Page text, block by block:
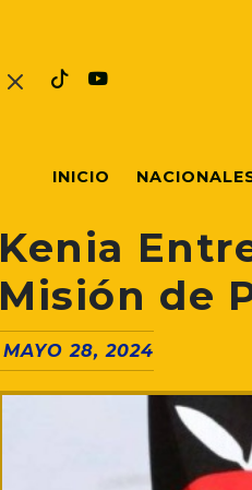
INICIO
Kenia
Misión de
MAYO 28, 2024